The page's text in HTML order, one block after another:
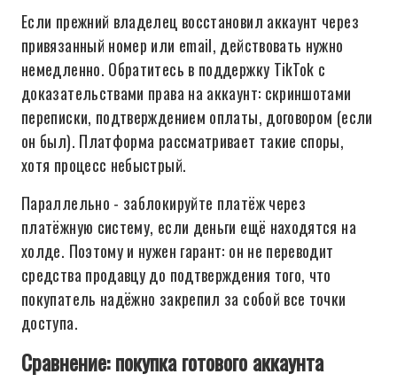
Если прежний владелец восстановил аккаунт через
привязанный номер или email, действовать нужно
немедленно. Обратитесь в поддержку TikTok с
доказательствами права на аккаунт: скриншотами
переписки, подтверждением оплаты, договором (если
он был). Платформа рассматривает такие споры,
хотя процесс небыстрый.
Параллельно - заблокируйте платёж через
платёжную систему, если деньги ещё находятся на
холде. Поэтому и нужен гарант: он не переводит
средства продавцу до подтверждения того, что
покупатель надёжно закрепил за собой все точки
доступа.
Сравнение: покупка готового аккаунта